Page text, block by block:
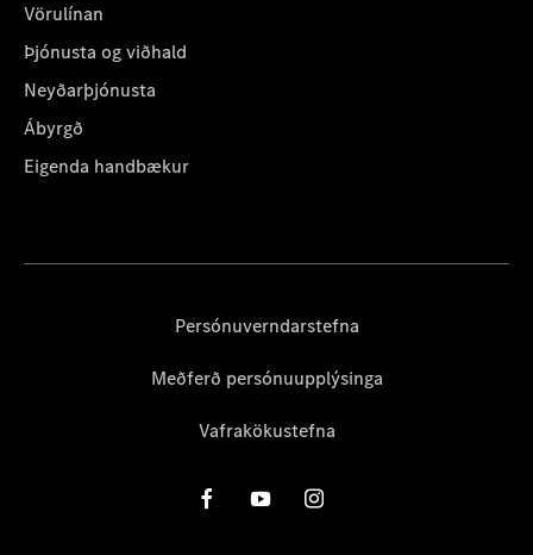
Vörulínan
Þjónusta og viðhald
Neyðarþjónusta
Ábyrgð
Eigenda handbækur
Persónuverndarstefna
Meðferð persónuupplýsinga
Vafrakökustefna